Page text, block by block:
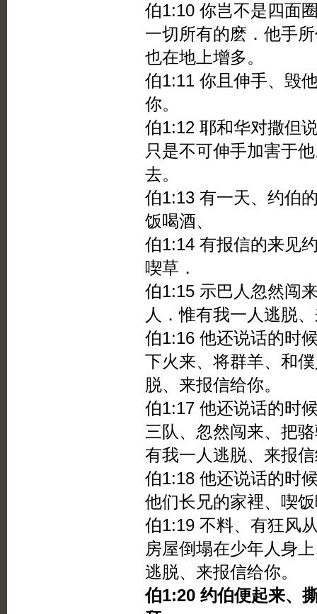
伯1:10 你岂不是四面
一切所有的麽．他手
也在地上增多。
伯1:11 你且伸手、毁
你。
伯1:12 耶和华对撒但
只是不可伸手加害于
去。
伯1:13 有一天、约伯
饭喝酒、
伯1:14 有报信的来见
喫草．
伯1:15 示巴人忽然闯
人．惟有我一人逃脱
伯1:16 他还说话的时
下火来、将群羊、和
脱、来报信给你。
伯1:17 他还说话的时
三队、忽然闯来、把
有我一人逃脱、来报
伯1:18 他还说话的时
他们长兄的家裡、喫
伯1:19 不料、有狂风
房屋倒塌在少年人身
逃脱、来报信给你。
伯1:20 约伯便起来、